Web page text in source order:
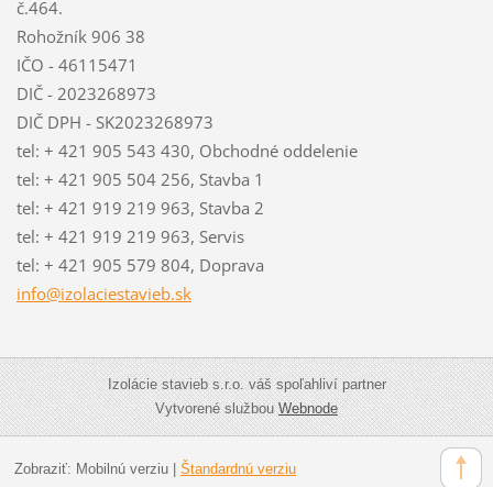
č.464.
Rohožník 906 38
IČO - 46115471
DIČ - 2023268973
DIČ DPH - SK2023268973
tel: + 421 905 543 430, Obchodné oddelenie
tel: + 421 905 504 256, Stavba 1
tel: + 421 919 219 963, Stavba 2
tel: + 421 919 219 963, Servis
tel: + 421 905 579 804, Doprava
info@izolaciestavieb.sk
Izolácie stavieb s.r.o. váš spoľahliví partner
Vytvorené službouWebnode
Zobraziť: Mobilnú verziu| Štandardnú verziu